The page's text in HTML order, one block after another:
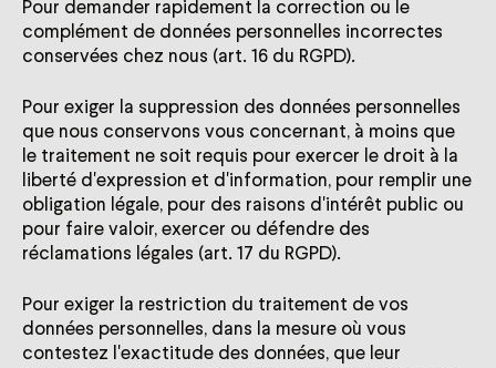
Pour demander rapidement la correction ou le
complément de données personnelles incorrectes
conservées chez nous (art. 16 du RGPD).
Pour exiger la suppression des données personnelles
que nous conservons vous concernant, à moins que
le traitement ne soit requis pour exercer le droit à la
liberté d'expression et d'information, pour remplir une
obligation légale, pour des raisons d'intérêt public ou
pour faire valoir, exercer ou défendre des
réclamations légales (art. 17 du RGPD).
Pour exiger la restriction du traitement de vos
données personnelles, dans la mesure où vous
contestez l'exactitude des données, que leur